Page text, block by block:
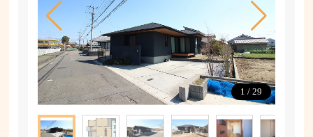
1 /29